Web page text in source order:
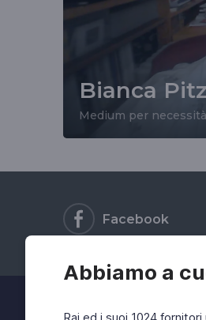
Abbiamo a
Bianca
Medium per necessità
Facebook